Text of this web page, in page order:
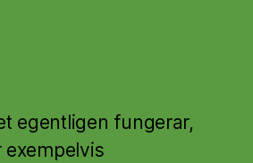
egentligen fungerar,